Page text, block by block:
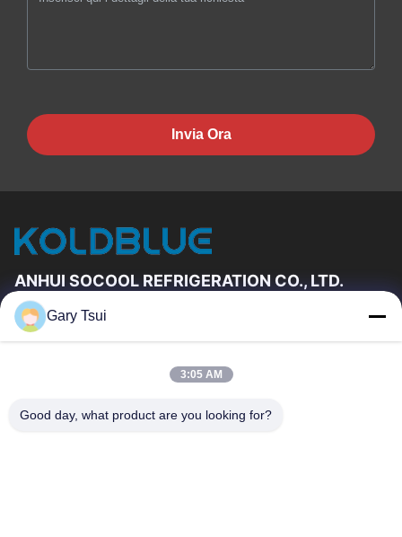
Invia Ora
ANHUI SOCOOL REFRIGERATION CO., LTD.
Link Veloci
Circa Noi
Giro Della Fabbrica
Controllo Di Qualità
Gary Tsui
3:05 AM
Good day, what product are you looking for?